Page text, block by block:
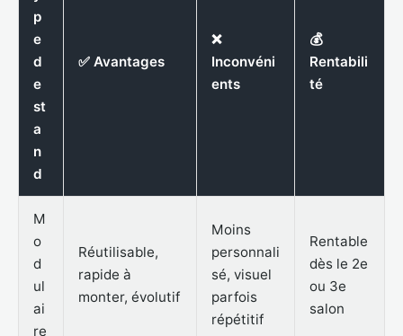
p
e
d
e
st
a
n
d
✅ Avantages
❌
Inconvéni
ents
💰
Rentabili
té
M
o
d
ul
ai
re
Réutilisable,
rapide à
monter, évolutif
Moins
personnali
sé, visuel
parfois
répétitif
Rentable
dès le 2e
ou 3e
salon